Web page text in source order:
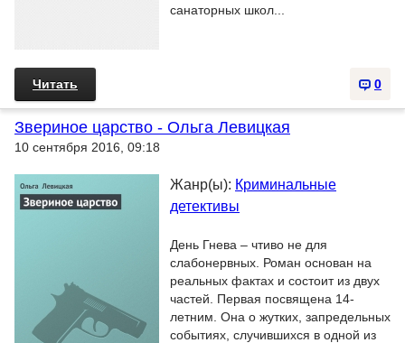
санаторных школ...
0
Читать
Звериное царство - Ольга Левицкая
10 сентября 2016, 09:18
Жанр(ы): Криминальные
детективы
День Гнева – чтиво не для
слабонервных. Роман основан на
реальных фактах и состоит из двух
частей. Первая посвящена 14-
летним. Она о жутких, запредельных
событиях, случившихся в одной из